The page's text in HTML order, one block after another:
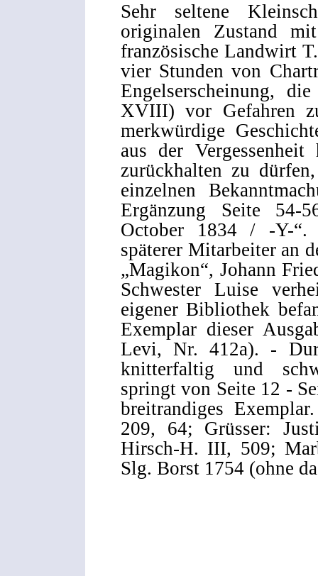
Sehr seltene
originalen Zustand
französische Landwirt
vier Stunden von
Engelserscheinung,
XVIII) vor Gefahren
merkwürdige
aus der
zurückhalten zu
einzelnen
Ergänzung Seite 54-
October 1834 / -Y-“.
späterer Mitarbeiter an
„Magikon“, Johann
Schwester Luise
eigener Bibliothek
Exemplar dieser
Levi, Nr. 412a). -
knitterfaltig und
springt von Seite 12 -
breitrandiges
209, 64; Grüsser:
Hirsch-H. III, 509;
Slg. Borst 1754 (ohne